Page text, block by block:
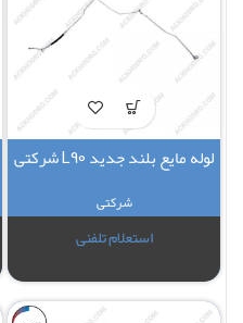
لوله مایع بلند جدید L90 شرکتی
شرکتی
استعلام تلفنی